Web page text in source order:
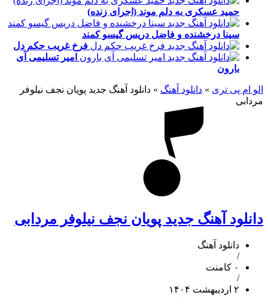
حمید عسکری به دلم موند (اجرای زنده)
سینا درخشنده و فاضل دریسگیسو کمند
فرخ غریب حکم دل
امیر تسلیمی آی
بارون
الو ام پی تری » دانلود آهنگ » دانلود آهنگ جدید پویان نجف نیلوفر
مردابی
دانلود آهنگ جدید پویان نجف نیلوفر مردابی
دانلود آهنگ
/
۰ کامنت
/
۲ اردیبهشت ۱۴۰۴